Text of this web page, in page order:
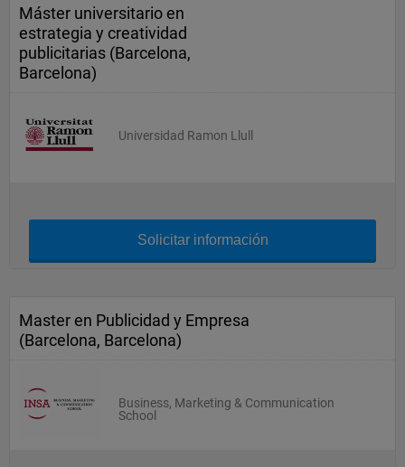
Máster universitario en
estrategia y creatividad
publicitarias (Barcelona,
Barcelona)
Universidad Ramon Llull
Solicitar información
Master en Publicidad y Empresa
(Barcelona, Barcelona)
Business, Marketing & Communication
School